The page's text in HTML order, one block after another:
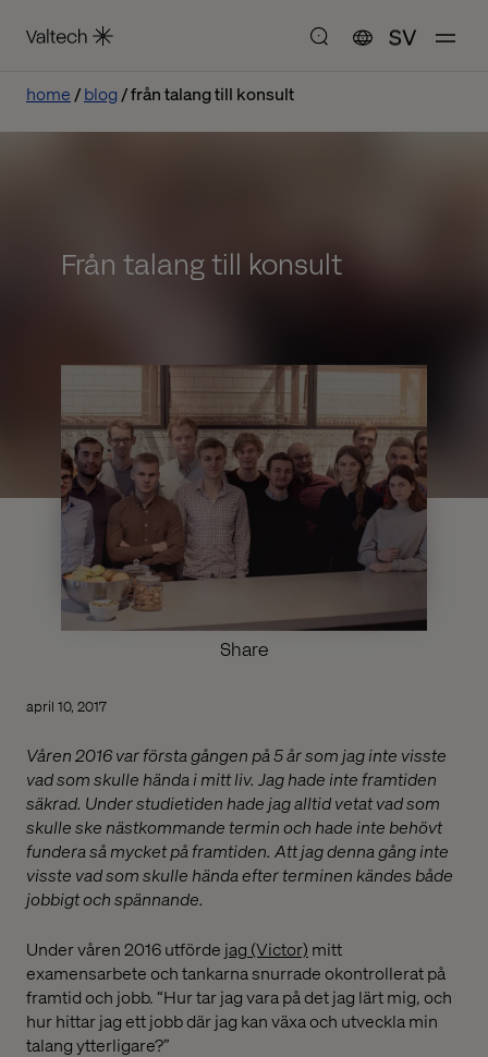
SV
home blog från talang till konsult
Från talang till konsult
Share
april 10, 2017
Våren 2016 var första gången på 5 år som jag inte visste
vad som skulle hända i mitt liv. Jag hade inte framtiden
säkrad. Under studietiden hade jag alltid vetat vad som
skulle ske nästkommande termin och hade inte behövt
fundera så mycket på framtiden. Att jag denna gång inte
visste vad som skulle hända efter terminen kändes både
jobbigt och spännande.
Under våren 2016 utförde jag (Victor) mitt
examensarbete och tankarna snurrade okontrollerat på
framtid och jobb. “Hur tar jag vara på det jag lärt mig, och
hur hittar jag ett jobb där jag kan växa och utveckla min
talang ytterligare?”